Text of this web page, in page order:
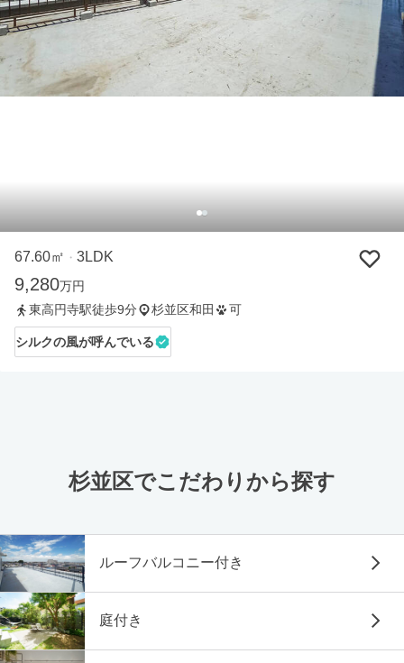
67.60㎡ ・ 3LDK
9,280万円
東高円寺駅徒歩9分
杉並区和田 可
シルクの風が呼んでいる
杉並区でこだわりから探す
ルーフバルコニー付き
庭付き